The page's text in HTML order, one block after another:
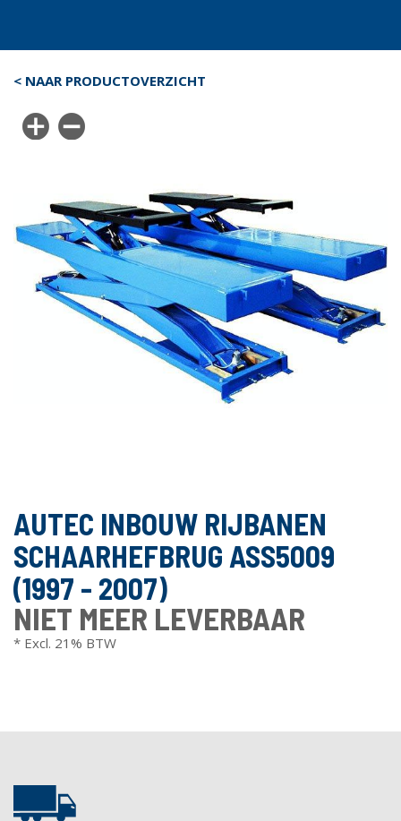
< NAAR PRODUCTOVERZICHT
AUTEC INBOUW RIJBANEN
SCHAARHEFBRUG ASS5009
(1997 - 2007)
NIET MEER LEVERBAAR
* Excl. 21% BTW